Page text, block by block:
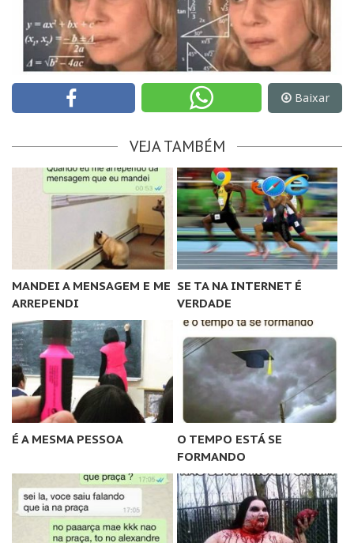
Baixar
VEJA TAMBÉM
MANDEI A MENSAGEM E ME
ARREPENDI
SE TA NA INTERNET É
VERDADE
É A MESMA PESSOA
O TEMPO ESTÁ SE
FORMANDO